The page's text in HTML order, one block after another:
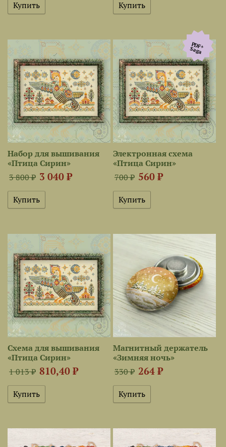
Набор для вышивания
«Птица Сирин»
3 800 ₽ 3 040 ₽
PDF+
Saga
Электронная схема
«Птица Сирин»
700 ₽ 560 ₽
Схема для вышивания
«Птица Сирин»
1 013 ₽ 810,40 ₽
Магнитный держатель
«Зимняя ночь»
330 ₽ 264 ₽